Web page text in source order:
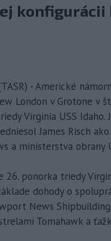
konfigurácii
- Americké
London v Grotone v
Virginia USS
James Risch
a ministerstva obrany
26. ponorka triedy
dohody o
News
Tomahawk a